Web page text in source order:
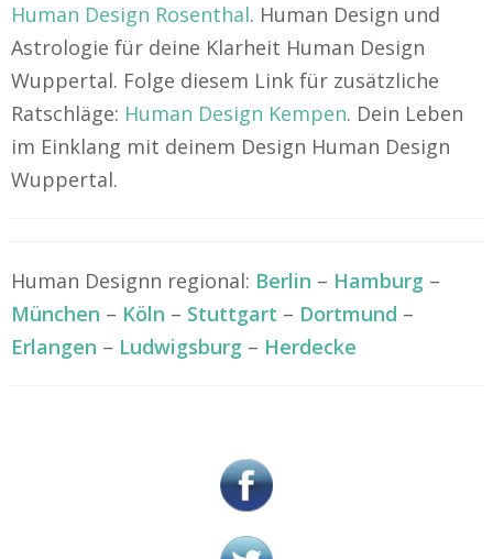
Human Design Rosenthal. Human Design und
Astrologie für deine Klarheit Human Design
Wuppertal. Folge diesem Link für zusätzliche
Ratschläge: Human Design Kempen. Dein Leben
im Einklang mit deinem Design Human Design
Wuppertal.
Human Designn regional: Berlin – Hamburg –
München – Köln – Stuttgart – Dortmund –
Erlangen – Ludwigsburg – Herdecke